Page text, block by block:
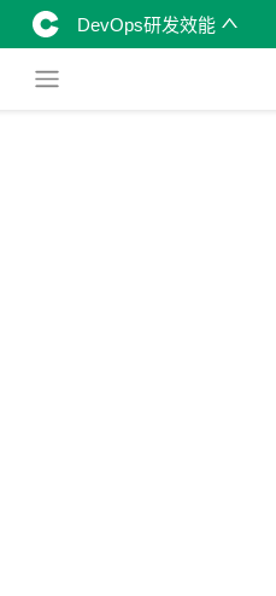
DevOps研发效能